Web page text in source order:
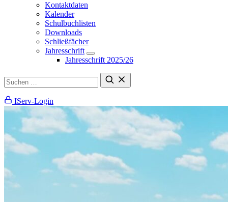
Kontaktdaten
Kalender
Schulbuchlisten
Downloads
Schließfächer
Jahresschrift
Jahresschrift 2025/26
IServ-Login